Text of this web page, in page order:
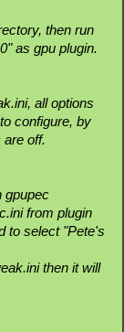
then run
as gpu plugin.
all options
configure, by
off.
gpupec
from plugin
to select "Pete's
then it will